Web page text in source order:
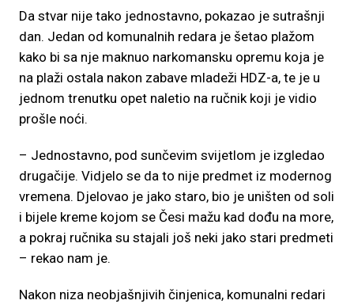
Da stvar nije tako jednostavno, pokazao je sutrašnji
dan. Jedan od komunalnih redara je šetao plažom
kako bi sa nje maknuo narkomansku opremu koja je
na plaži ostala nakon zabave mladeži HDZ-a, te je u
jednom trenutku opet naletio na ručnik koji je vidio
prošle noći.
– Jednostavno, pod sunčevim svijetlom je izgledao
drugačije. Vidjelo se da to nije predmet iz modernog
vremena. Djelovao je jako staro, bio je uništen od soli
i bijele kreme kojom se Česi mažu kad dođu na more,
a pokraj ručnika su stajali još neki jako stari predmeti
– rekao nam je.
Nakon niza neobjašnjivih činjenica, komunalni redari